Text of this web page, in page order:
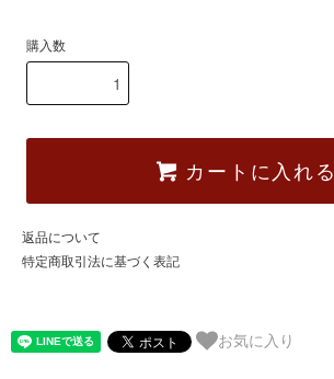
購入数
カートに入れる
返品について
特定商取引法に基づく表記
お気に入り